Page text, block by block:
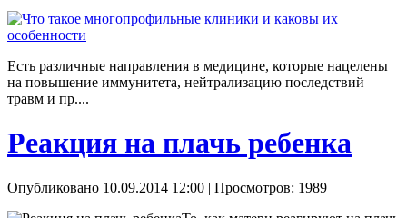
Есть различные направления в медицине, которые нацелены
на повышение иммунитета, нейтрализацию последствий
травм и пр....
Реакция на плачь ребенка
Опубликовано 10.09.2014 12:00 | Просмотров: 1989